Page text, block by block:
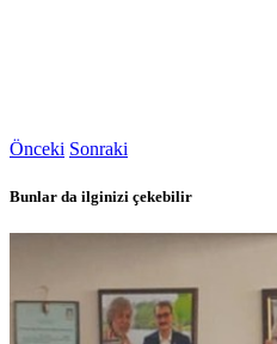
Önceki Sonraki
Bunlar da ilginizi çekebilir